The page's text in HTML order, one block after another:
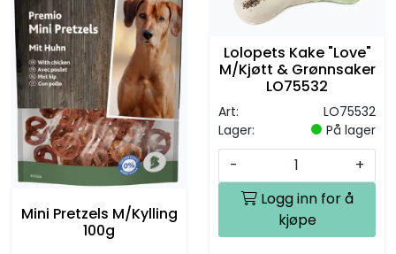
Mini Pretzels M/Kylling
100g
Lolopets Kake "Love"
M/Kjøtt & Grønnsaker
LO75532
Art:
LO75532
Lager:
På lager
-
+
Logg inn for å
kjøpe